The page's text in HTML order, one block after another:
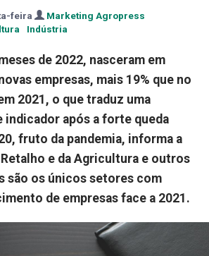
feira
Marketing Agropress
Indústria
de 2022, nasceram em
empresas, mais 19% que no
2021, o que traduz uma
indicador após a forte queda
fruto da pandemia, informa a
e da Agricultura e outros
são os únicos setores com
de empresas face a 2021.